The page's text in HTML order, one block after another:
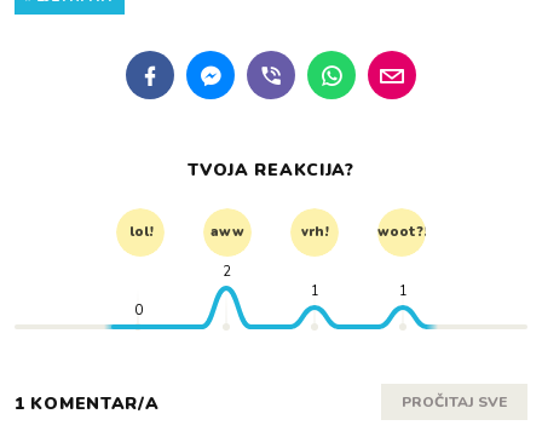
TVOJA REAKCIJA?
lol! aww vrh! woot?!
0
2
1
1
1 KOMENTAR/A PROČITAJ SVE